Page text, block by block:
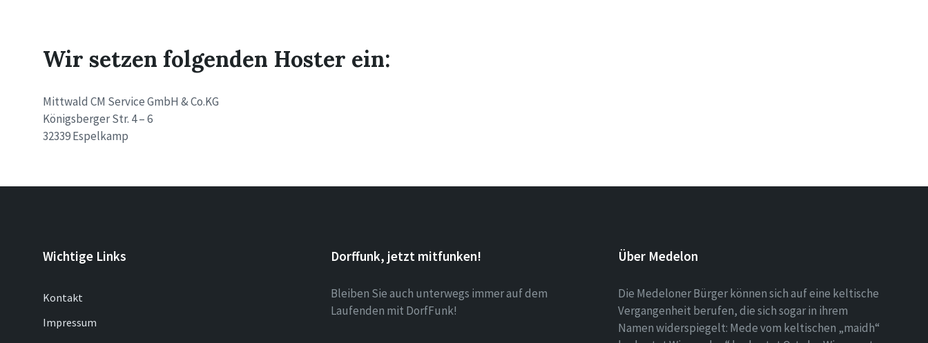
Wir setzen folgenden Hoster ein:
Mittwald CM Service GmbH & Co.KG
Königsberger Str. 4 – 6
32339 Espelkamp
Wichtige Links
Kontakt
Impressum
Dorffunk, jetzt mitfunken!
Bleiben Sie auch unterwegs immer auf dem
Laufenden mit DorfFunk!
Über Medelon
Die Medeloner Bürger können sich auf eine keltische
Vergangenheit berufen, die sich sogar in ihrem
Namen widerspiegelt: Mede vom keltischen „maidh“